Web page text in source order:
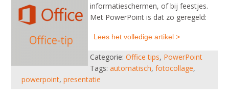
informatieschermen, of bij feestjes.
Met PowerPoint is dat zo geregeld:
Lees het volledige artikel >
Categorie:Office tips, PowerPoint
Tags:automatisch,fotocollage,
powerpoint,presentatie